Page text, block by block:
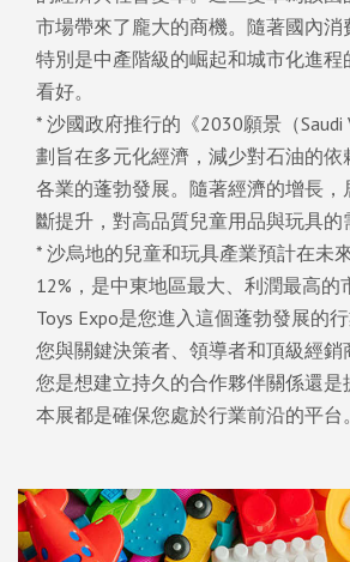
市場帶來了龐大的商機。隨著國內消
特別是中產階級的崛起和城市化進
看好。
* 沙國政府推行的《2030願景（Saudi
劃旨在多元化經濟，減少對石油的
各業的蓬勃發展。隨著經濟的增長，
斷提升，對高品質兒童用品與玩具的
* 沙烏地的兒童和玩具產業預計在未
12%，是中東地區最大、利潤最高的
Toys Expo是您進入這個蓬勃發展的
您與關鍵決策者、領導者和頂級經銷
您是想建立持久的合作夥伴關係還是
本展都是確保您處於行業前沿的平台。